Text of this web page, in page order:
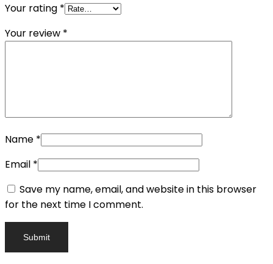
Your rating *
Your review *
Name *
Email *
Save my name, email, and website in this browser
for the next time I comment.